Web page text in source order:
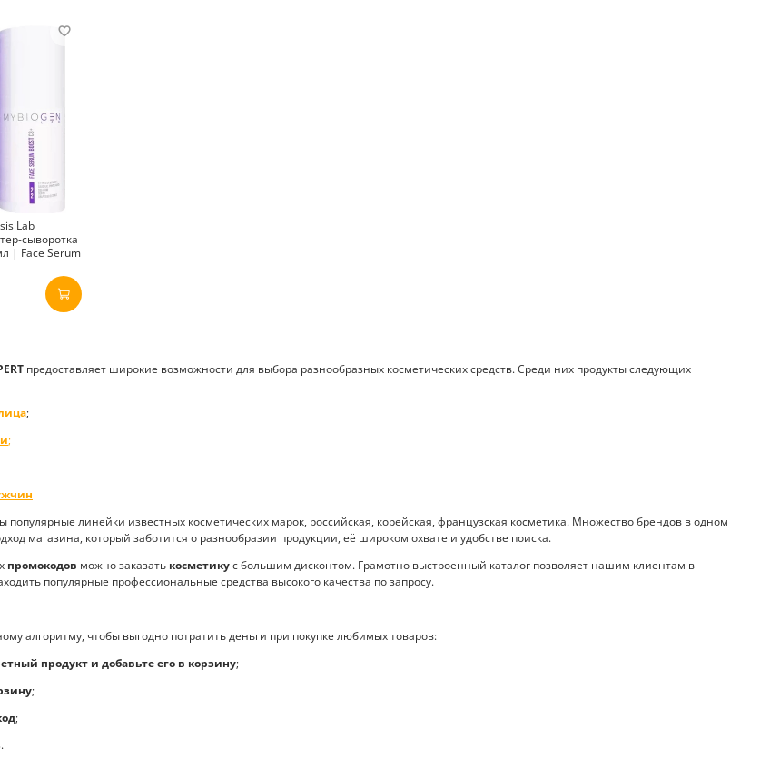
Lab
сыворотка
| Face Serum
предоставляет широкие возможности для выбора разнообразных косметических средств. Среди них продукты следующих
;
;
линейки известных косметических марок, российская, корейская, французская косметика. Множество брендов в одном
магазина, который заботится о разнообразии продукции, её широком охвате и удобстве поиска.
промокодов можно заказать косметикус большим дисконтом. Грамотно выстроенный каталог позволяет нашим клиентам в
популярные профессиональные средства высокого качества по запросу.
алгоритму, чтобы выгодно потратить деньги при покупке любимых товаров:
продукт и добавьте его в корзину;
;
;
.